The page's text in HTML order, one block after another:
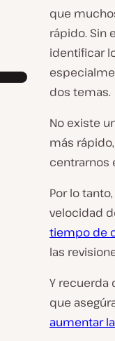
que
rápido. Sin
identificar
dos temas.
No existe
más
centrarnos
Por lo
velocidad
tiempo de
las
Y recuerda
que
aumentar